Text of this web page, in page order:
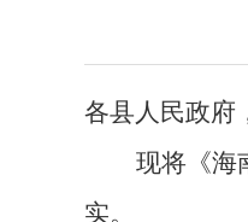
各县人民政府
现将《海
实。